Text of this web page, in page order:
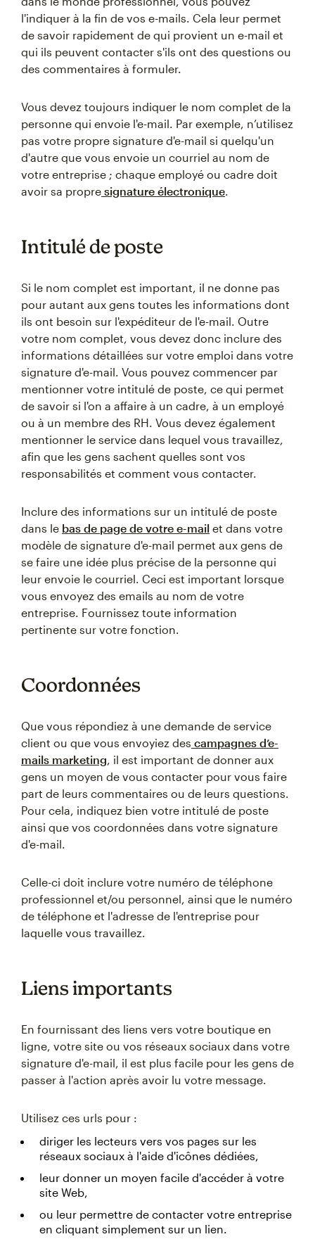
l'indiquer à la fin de vos e-mails. Cela leur permet
de savoir rapidement de qui provient un e-mail et
qui ils peuvent contacter s'ils ont des questions ou
des commentaires à formuler.
Vous devez toujours indiquer le nom complet de la
personne qui envoie l'e-mail. Par exemple, n’utilisez
pas votre propre signature d'e-mail si quelqu'un
d'autre que vous envoie un courriel au nom de
votre entreprise ; chaque employé ou cadre doit
avoir sa propre signature électronique.
Intitulé de poste
Si le nom complet est important, il ne donne pas
pour autant aux gens toutes les informations dont
ils ont besoin sur l'expéditeur de l'e-mail. Outre
votre nom complet, vous devez donc inclure des
informations détaillées sur votre emploi dans votre
signature d'e-mail. Vous pouvez commencer par
mentionner votre intitulé de poste, ce qui permet
de savoir si l'on a affaire à un cadre, à un employé
ou à un membre des RH. Vous devez également
mentionner le service dans lequel vous travaillez,
afin que les gens sachent quelles sont vos
responsabilités et comment vous contacter.
Inclure des informations sur un intitulé de poste
dans le bas de page de votre e-mail et dans votre
modèle de signature d'e-mail permet aux gens de
se faire une idée plus précise de la personne qui
leur envoie le courriel. Ceci est important lorsque
vous envoyez des emails au nom de votre
entreprise. Fournissez toute information
pertinente sur votre fonction.
Coordonnées
Que vous répondiez à une demande de service
client ou que vous envoyiez des campagnes d’e-
mails marketing, il est important de donner aux
gens un moyen de vous contacter pour vous faire
part de leurs commentaires ou de leurs questions.
Pour cela, indiquez bien votre intitulé de poste
ainsi que vos coordonnées dans votre signature
d'e-mail.
Celle-ci doit inclure votre numéro de téléphone
professionnel et/ou personnel, ainsi que le numéro
de téléphone et l'adresse de l'entreprise pour
laquelle vous travaillez.
Liens importants
En fournissant des liens vers votre boutique en
ligne, votre site ou vos réseaux sociaux dans votre
signature d'e-mail, il est plus facile pour les gens de
passer à l'action après avoir lu votre message.
Utilisez ces urls pour :
diriger les lecteurs vers vos pages sur les
réseaux sociaux à l'aide d'icônes dédiées,
leur donner un moyen facile d'accéder à votre
site Web,
ou leur permettre de contacter votre entreprise
en cliquant simplement sur un lien.